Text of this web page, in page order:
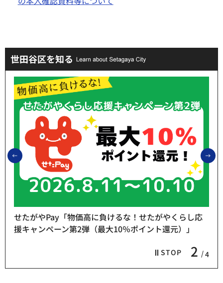
世田谷区を知る
前のスライドを表示
STOP 2 4
せたがやPay「物価高に負けるな！せたがやくらし応
援キャンペーン第2弾（最大10％ポイント還元）」